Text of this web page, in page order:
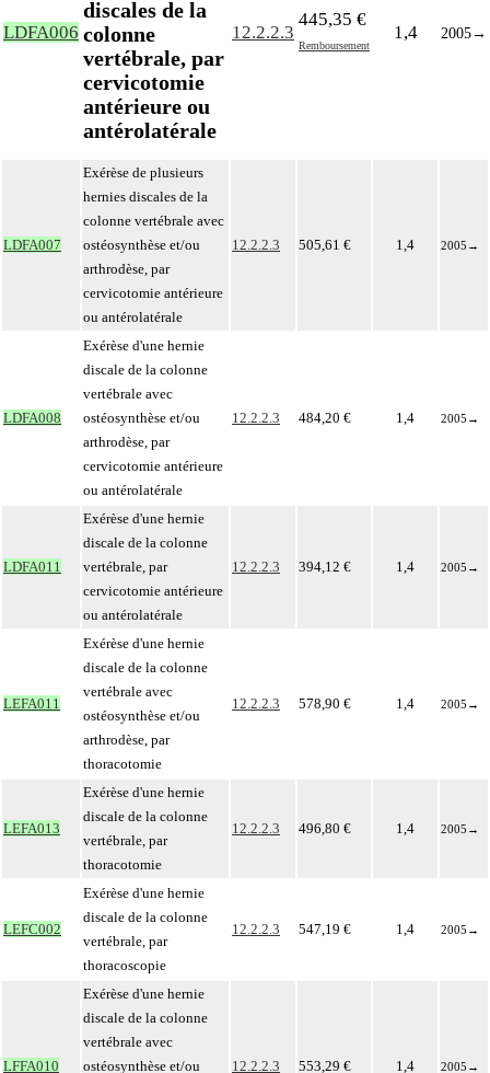
LDFA006
discales de la
colonne
vertébrale, par
cervicotomie
antérieure ou
antérolatérale
12.2.2.3
445,35 €
Remboursement
1,4 2005→
LDFA007
Exérèse de plusieurs
hernies discales de la
colonne vertébrale avec
ostéosynthèse et/ou
arthrodèse, par
cervicotomie antérieure
ou antérolatérale
12.2.2.3 505,61 € 1,4 2005 →
LDFA008
Exérèse d'une hernie
discale de la colonne
vertébrale avec
ostéosynthèse et/ou
arthrodèse, par
cervicotomie antérieure
ou antérolatérale
12.2.2.3 484,20 € 1,4 2005 →
LDFA011
Exérèse d'une hernie
discale de la colonne
vertébrale, par
cervicotomie antérieure
ou antérolatérale
12.2.2.3 394,12 € 1,4 2005 →
LEFA011
Exérèse d'une hernie
discale de la colonne
vertébrale avec
ostéosynthèse et/ou
arthrodèse, par
thoracotomie
12.2.2.3 578,90 € 1,4 2005 →
LEFA013
Exérèse d'une hernie
discale de la colonne
vertébrale, par
thoracotomie
12.2.2.3 496,80 € 1,4 2005 →
LEFC002
Exérèse d'une hernie
discale de la colonne
vertébrale, par
thoracoscopie
12.2.2.3 547,19 € 1,4 2005 →
LFFA010
Exérèse d'une hernie
discale de la colonne
vertébrale avec
ostéosynthèse et/ou
12.2.2.3 553,29 € 1,4 2005 →